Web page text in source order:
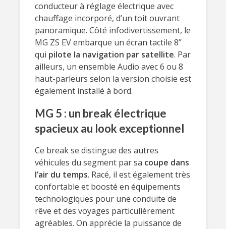
conducteur à réglage électrique avec
chauffage incorporé, d’un toit ouvrant
panoramique. Côté infodivertissement, le
MG ZS EV embarque un écran tactile 8’’
qui pilote la navigation par satellite. Par
ailleurs, un ensemble Audio avec 6 ou 8
haut-parleurs selon la version choisie est
également installé à bord.
MG 5 : un break électrique
spacieux au look exceptionnel
Ce break se distingue des autres
véhicules du segment par sa coupe dans
l’air du temps. Racé, il est également très
confortable et boosté en équipements
technologiques pour une conduite de
rêve et des voyages particulièrement
agréables. On apprécie la puissance de